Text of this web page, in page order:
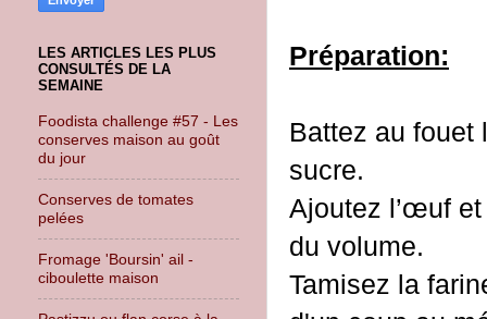
Préparation:
Battez au fouet
sucre.
Ajoutez l’œuf
du volume.
Tamisez la
LES ARTICLES LES PLUS
CONSULTÉS DE LA
SEMAINE
Foodista challenge #57 - Les
conserves maison au goût
du jour
Conserves de tomates
pelées
Fromage 'Boursin' ail -
ciboulette maison